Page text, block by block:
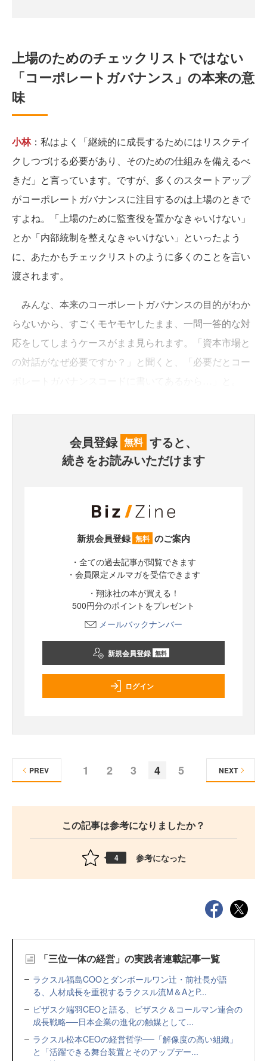
上場のためのチェックリストではない
「コーポレートガバナンス」の本来の意
味
小林：私はよく「継続的に成長するためにはリスクテイ
クしつづける必要があり、そのための仕組みを備えるべ
きだ」と言っています。ですが、多くのスタートアップ
がコーポレートガバナンスに注目するのは上場のときで
すよね。「上場のために監査役を置かなきゃいけない」
とか「内部統制を整えなきゃいけない」といったよう
に、あたかもチェックリストのように多くのことを言い
渡されます。
みんな、本来のコーポレートガバナンスの目的がわか
らないから、すごくモヤモヤしたまま、一問一答的な対
応をしてしまうケースがまま見られます。「資本市場と
の対話がなぜ必要ですか？」と聞くと、「必要だとコー
会員登録 無料 すると、
続きをお読みいただけます
新規会員登録 無料 のご案内
・全ての過去記事が閲覧できます
・会員限定メルマガを受信できます
・翔泳社の本が買える！
500円分のポイントをプレゼント
メールバックナンバー
新規会員登録 無料
ログイン
1 2 3 4 5
PREV NEXT
この記事は参考になりましたか？
4 参考になった
「三位一体の経営」の実践者連載記事一覧
ラクスル福島COOとダンボールワン辻・前社長が語
る、人材成長を重視するラクスル流M＆AとP...
ビザスク端羽CEOと語る、ビザスク＆コールマン連合の
成長戦略──日本企業の進化の触媒として...
ラクスル松本CEOの経営哲学──「解像度の高い組織」
と「活躍できる舞台装置とそのアップデー...